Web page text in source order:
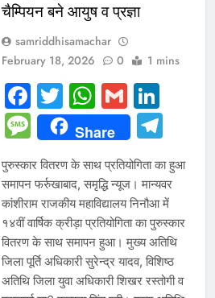
चैम्पियन बने आयुष व प्रज्ञा
samriddhisamachar
February 18, 2026
0 1 mins
Facebook
TwitterGmail
Message
Share
पुरुस्कार वितरण के साथ प्रतियोगिता का हुआ
समापन फर्रुखाबाद, समृद्धि न्यूज। मान्यवर
कांशीराम राजकीय महाविद्यालय निनौआ में
१४वीं वार्षिक क्रीड़ा प्रतियोगिता का पुरुस्कार
वितरण के साथ समापन हुआ। मुख्य अतिथि
जिला पूर्ति अधिकारी सुरेन्द्र यादव, विशिष्ठ
अतिथि जिला युवा अधिकारी शिखर रस्तोगी व